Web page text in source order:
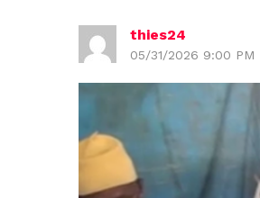
thies24
05/31/2026 9:00 PM